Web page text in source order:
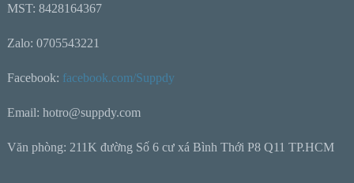
MST: 8428164367
Zalo: 0705543221
Facebook: facebook.com/Suppdy
Email: hotro@suppdy.com
Văn phòng: 211K đường Số 6 cư xá Bình Thới P8 Q11 TP.HCM